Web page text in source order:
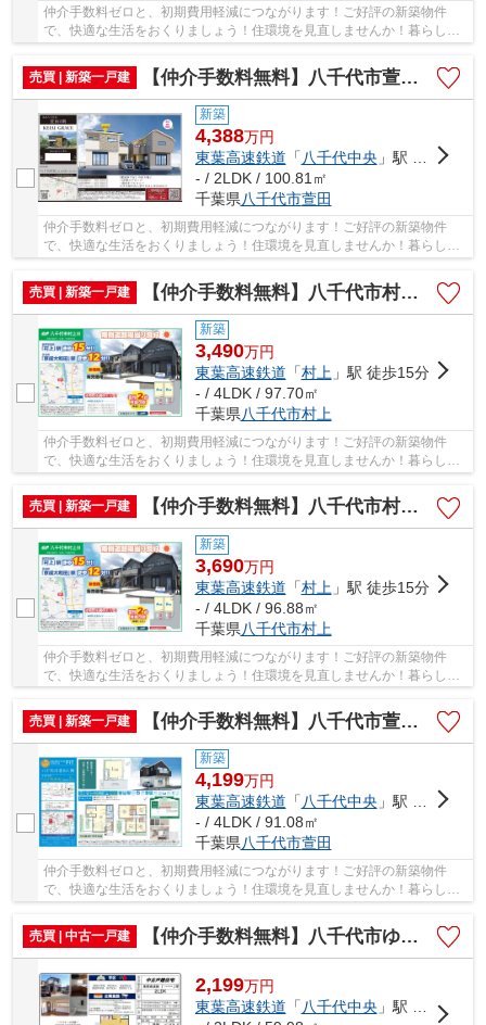
仲介手数料ゼロと、初期費用軽減につながります！ご好評の新築物件
で、快適な生活をおくりましょう！住環境を見直しませんか！暮らしの
売買 | 新築一戸建
【仲介手数料無料】八千代市萱田 新築戸建て
新築
4,388万円
東葉高速鉄道 「 八千代中央 」駅 徒歩5分
- / 2LDK / 100.81㎡
千葉県八千代市萱田
仲介手数料ゼロと、初期費用軽減につながります！ご好評の新築物件
で、快適な生活をおくりましょう！住環境を見直しませんか！暮らしの
売買 | 新築一戸建
【仲介手数料無料】八千代市村上 新築戸建て
新築
3,490万円
東葉高速鉄道 「村上 」駅 徒歩15分
- / 4LDK / 97.70㎡
千葉県八千代市村上
仲介手数料ゼロと、初期費用軽減につながります！ご好評の新築物件
で、快適な生活をおくりましょう！住環境を見直しませんか！暮らしの
中でも、住居は充実した生活を送るための大きな...
売買 | 新築一戸建
【仲介手数料無料】八千代市村上 新築戸建て
新築
3,690万円
東葉高速鉄道 「村上 」駅 徒歩15分
- / 4LDK / 96.88㎡
千葉県八千代市村上
仲介手数料ゼロと、初期費用軽減につながります！ご好評の新築物件
で、快適な生活をおくりましょう！住環境を見直しませんか！暮らしの
売買 | 新築一戸建
【仲介手数料無料】八千代市萱田 新築戸建て
新築
4,199万円
東葉高速鉄道 「八千代中央 」駅 徒歩5分
- / 4LDK / 91.08㎡
千葉県八千代市萱田
仲介手数料ゼロと、初期費用軽減につながります！ご好評の新築物件
で、快適な生活をおくりましょう！住環境を見直しませんか！暮らしの
売買 | 中古一戸建
【仲介手数料無料】八千代市ゆりのき台 中古戸建て
2,199万円
東葉高速鉄道 「 八千代中央 」駅 徒歩7分